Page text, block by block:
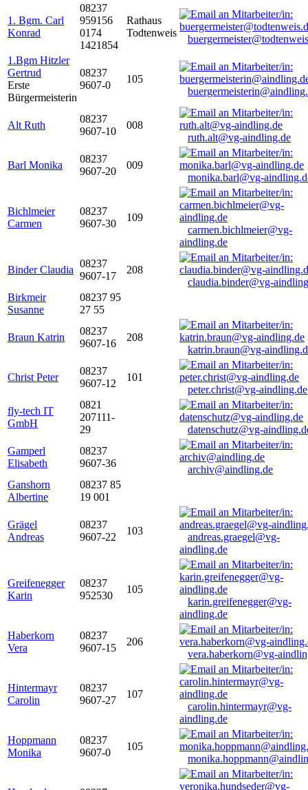
1. Bgm. Carl
Konrad
08237
959156
0174
1421854
Rathaus
Todtenweis
1.Bgm Hitzler
Gertrud
Erste
Bürgermeisterin
08237
9607-0
105
Alt Ruth
08237
9607-10
008
ruth.alt@vg-aindling.de
Barl Monika
08237
9607-20
009
monika.barl@vg-
Bichlmeier
Carmen
08237
9607-30
109
carmen.bichlmeier@vg-
aindling.de
Binder Claudia
08237
9607-17
208
claudia.binder@vg-
Birkmeir
Susanne
08237 95
27 55
Braun Katrin
08237
9607-16
208
katrin.braun@vg-
Christ Peter
08237
9607-12
101
peter.christ@vg-aindling.de
fly-tech IT
GmbH
0821
207111-
29
datenschutz@vg-
Gamperl
Elisabeth
08237
9607-36
archiv@aindling.de
Ganshorn
Albertine
08237 85
19 001
Grägel
Andreas
08237
9607-22
103
andreas.graegel@vg-
aindling.de
Greifenegger
Karin
08237
952530
105
karin.greifenegger@vg-
aindling.de
Haberkorn
Vera
08237
9607-15
206
vera.haberkorn@vg-
Hintermayr
Carolin
08237
9607-27
107
carolin.hintermayr@vg-
aindling.de
Hoppmann
Monika
08237
9607-0
105